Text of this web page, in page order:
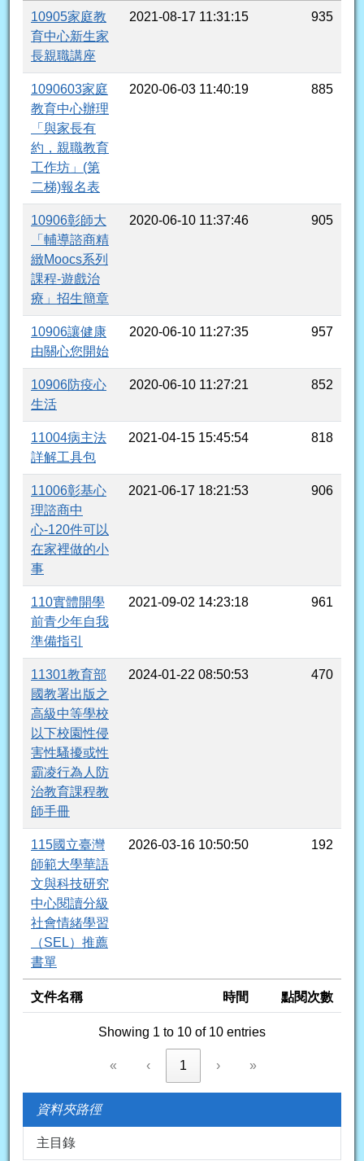
文件名稱 時間 點閱次數
10905家庭教
育中心新生家
長親職講座
2021-08-17 11:31:15 935
1090603家庭
教育中心辦理
「與家長有
約，親職教育
工作坊」(第
二梯)報名表
2020-06-03 11:40:19 885
10906彰師大
「輔導諮商精
緻Moocs系列
課程-遊戲治
療」招生簡章
2020-06-10 11:37:46 905
10906讓健康
由關心您開始
2020-06-10 11:27:35 957
10906防疫心
生活
2020-06-10 11:27:21 852
11004病主法
詳解工具包
2021-04-15 15:45:54 818
11006彰基心
理諮商中
心-120件可以
在家裡做的小
事
2021-06-17 18:21:53 906
110實體開學
前青少年自我
準備指引
2021-09-02 14:23:18 961
11301教育部
國教署出版之
高級中等學校
以下校園性侵
害性騷擾或性
霸凌行為人防
治教育課程教
師手冊
2024-01-22 08:50:53 470
115國立臺灣
師範大學華語
文與科技研究
中心閱讀分級
社會情緒學習
（SEL）推薦
書單
2026-03-16 10:50:50 192
Showing 1 to 10 of 10 entries
« ‹ 1 › »
資料夾路徑
主目錄